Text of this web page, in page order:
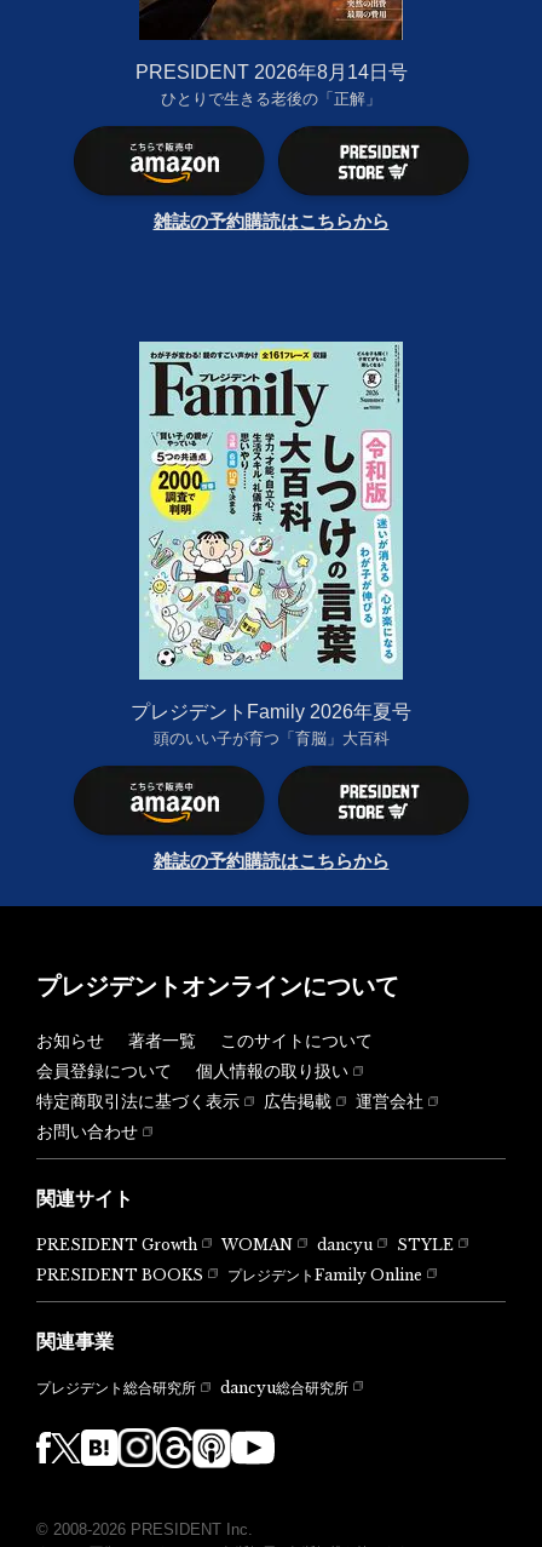
PRESIDENT 2026年8月14日号
ひとりで生きる老後の「正解」
雑誌の予約購読はこちらから
プレジデントFamily 2026年夏号
頭のいい子が育つ「育脳」大百科
雑誌の予約購読はこちらから
プレジデントオンラインについて
お知らせ 著者一覧
このサイトについて
会員登録について
個人情報の取り扱い
特定商取引法に基づく表示
広告掲載
運営会社
お問い合わせ
関連サイト
PRESIDENT Growth WOMAN dancyu
STYLE
PRESIDENT BOOKS
プレジデントFamily Online
関連事業
プレジデント総合研究所 dancyu総合研究所
© 2008-2026 PRESIDENT Inc.